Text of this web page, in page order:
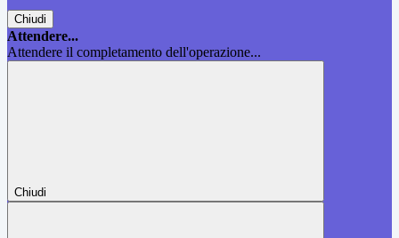
Chiudi
Attendere...
Attendere il completamento dell'operazione...
Chiudi